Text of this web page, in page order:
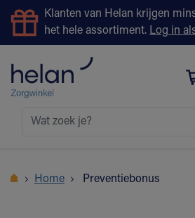
Klanten van Helan krijgen
het hele assortiment. Log in
Home Preventiebonus